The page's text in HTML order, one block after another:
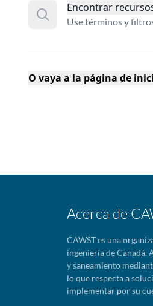
Encontrar
Use términos y
O vaya a la página de
Acerca de
CAWST es una
ingeniería de Canadá.
y saneamiento
lo que respecta a
implementar por su